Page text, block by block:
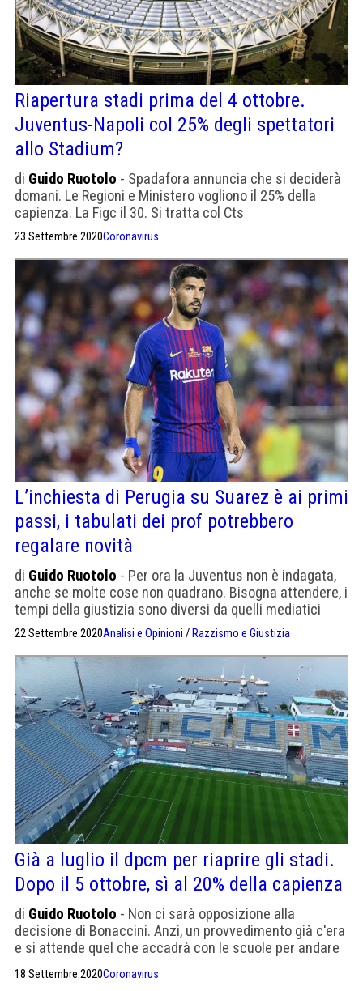
Riapertura stadi prima del 4 ottobre.
Juventus-Napoli col 25% degli spettatori
allo Stadium?
di Guido Ruotolo - Spadafora annuncia che si deciderà
domani. Le Regioni e Ministero vogliono il 25% della
capienza. La Figc il 30. Si tratta col Cts
23 Settembre 2020Coronavirus
L’inchiesta di Perugia su Suarez è ai primi
passi, i tabulati dei prof potrebbero
regalare novità
di Guido Ruotolo - Per ora la Juventus non è indagata,
anche se molte cose non quadrano. Bisogna attendere, i
tempi della giustizia sono diversi da quelli mediatici
22 Settembre 2020Analisi e Opinioni / Razzismo e Giustizia
Già a luglio il dpcm per riaprire gli stadi.
Dopo il 5 ottobre, sì al 20% della capienza
di Guido Ruotolo - Non ci sarà opposizione alla
decisione di Bonaccini. Anzi, un provvedimento già c'era
e si attende quel che accadrà con le scuole per andare
18 Settembre 2020Coronavirus